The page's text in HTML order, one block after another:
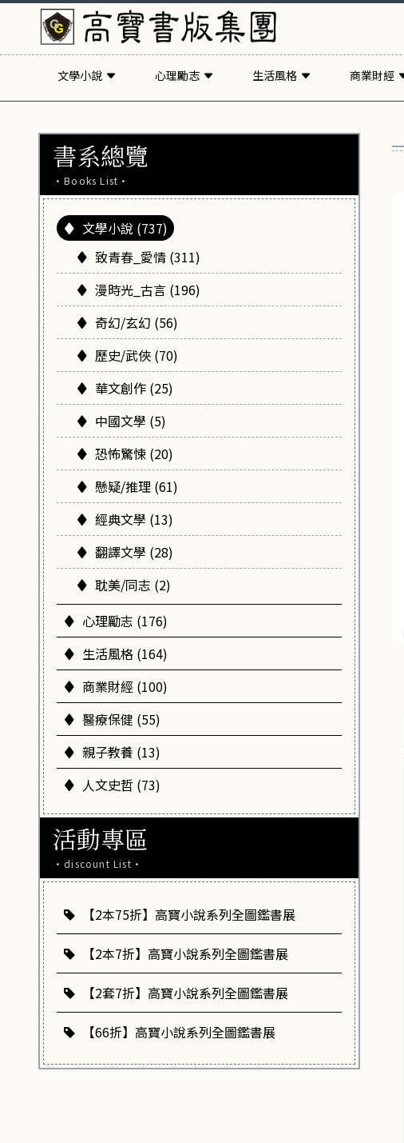
文學小說 心理勵志 生活風格 商業財經
書系總覽
·Books List·
文學小說 (737)
致青春_愛情 (311)
漫時光_古言 (196)
奇幻/玄幻 (56)
歷史/武俠 (70)
華文創作 (25)
中國文學 (5)
恐怖驚悚 (20)
懸疑/推理 (61)
經典文學 (13)
翻譯文學 (28)
耽美/同志 (2)
心理勵志 (176)
生活風格 (164)
商業財經 (100)
醫療保健 (55)
親子教養 (13)
人文史哲 (73)
活動專區
·discount List·
【2本75折】高寶小說系列全圖鑑書展
【2本7折】高寶小說系列全圖鑑書展
【2套7折】高寶小說系列全圖鑑書展
【66折】高寶小說系列全圖鑑書展